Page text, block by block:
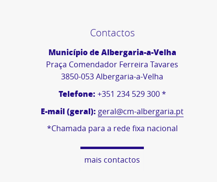
Contactos
Município de Albergaria-a-Velha
Praça Comendador Ferreira Tavares
3850-053 Albergaria-a-Velha
Telefone: +351 234 529 300 *
E-mail (geral): geral@cm-albergaria.pt
*Chamada para a rede fixa nacional
mais contactos